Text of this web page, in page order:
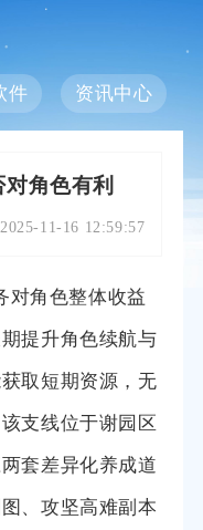
件 资讯中心
角色有利
2025-11-16 12:59:57
对角色整体收益
提升角色续航与
取短期资源，无
支线位于谢园区
套差异化养成道
、攻坚高难副本